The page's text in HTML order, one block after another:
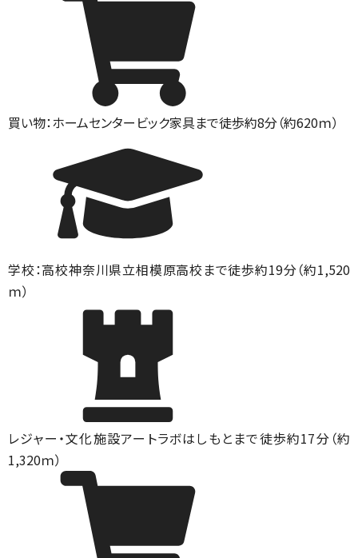
買い物：ホームセンター ビック家具まで徒歩約8分（約620ｍ）
学校：高校神奈川県立相模原高校まで徒歩約19分（約1,520
ｍ）
レジャー・文化施設アートラボはしもとまで徒歩約17分（約
1,320ｍ）